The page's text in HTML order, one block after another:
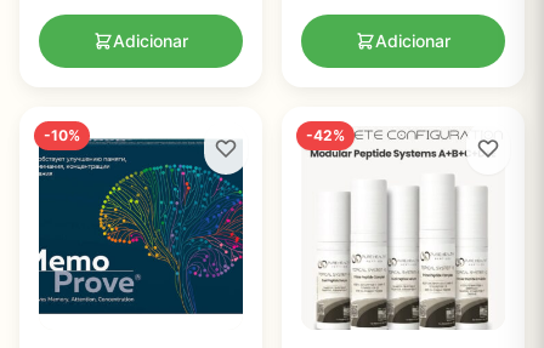
Adicionar Adicionar
-10% -42%